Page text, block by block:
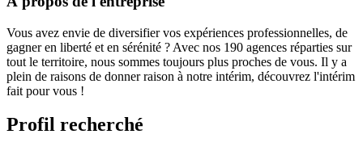
Vous avez envie de diversifier vos expériences professionnelles, de
gagner en liberté et en sérénité ? Avec nos 190 agences réparties sur
tout le territoire, nous sommes toujours plus proches de vous. Il y a
plein de raisons de donner raison à notre intérim, découvrez l'intérim
fait pour vous !
Profil recherché